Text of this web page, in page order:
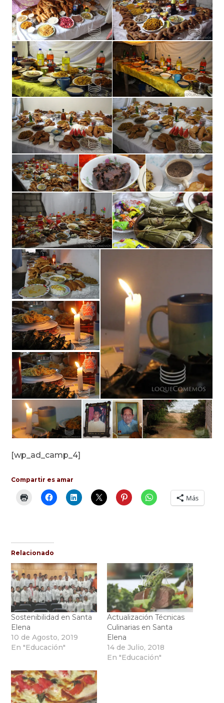
[wp_ad_camp_4]
Compartir es amar
Más
Relacionado
Sostenibilidad en Santa
Elena
10 de Agosto, 2019
En "Educación"
Actualización Técnicas
Culinarias en Santa
Elena
14 de Julio, 2018
En "Educación"